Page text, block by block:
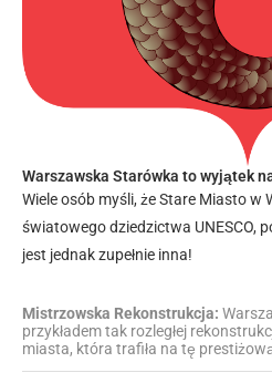
Warszawska Starówka to wyjątek
Wiele osób myśli, że Stare Miasto w
światowego dziedzictwa UNESCO,
jest jednak zupełnie inna!
Mistrzowska Rekonstrukcja:
przykładem tak rozległej
miasta, która trafiła na tę